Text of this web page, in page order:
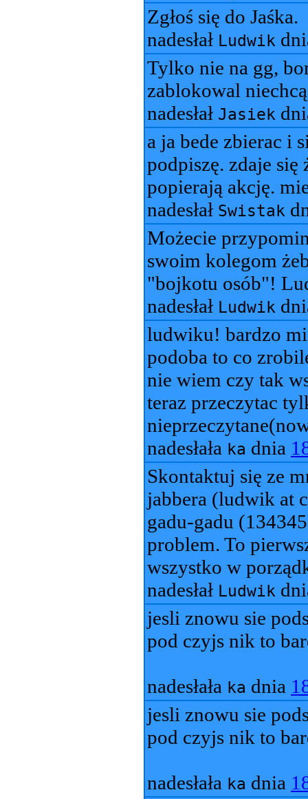
Zgłoś się do Jaśka.
nadesłał Ludwik
Tylko nie na gg,
zablokowal
nadesłał Jasiek
a ja bede zbierac i
podpiszę. zdaje
popierają akcję.
nadesłał Swistak
Możecie
swoim kolegom
"bojkotu osób"!
nadesłał Ludwik
ludwiku! bardzo
podoba to co
nie wiem czy tak
teraz przeczytac
nadesłała ka dnia
Skontaktuj się ze
jabbera (ludwik at
gadu-gadu
problem. To
wszystko w
nadesłał Ludwik
jesli znowu sie
pod czyjs nik to
nadesłała ka dnia
jesli znowu sie
pod czyjs nik to
nadesłała ka dnia